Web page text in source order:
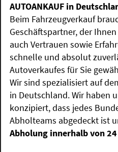
AUTOANKAUF in
Beim Fahrzeugverkauf
Geschäftspartner, der
auch Vertrauen sowie
schnelle und absolut
Autoverkaufes für Sie
Wir sind spezialisiert auf
in Deutschland. Wir haben
konzipiert, dass jedes
Abholteams abgedeckt ist
Abholung innerhalb von